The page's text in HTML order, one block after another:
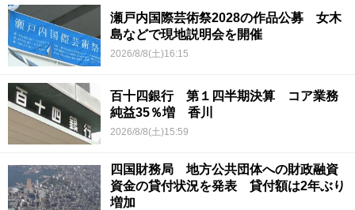
瀬戸内国際芸術祭2028の作品公募 女木
島などで現地説明会を開催
2026/8/8(土)16:15
百十四銀行 第１四半期決算 コア業務
純益35％増 香川
2026/8/8(土)15:59
四国財務局 地方公共団体への財政融資
資金の貸付状況を発表 貸付額は2年ぶり
増加